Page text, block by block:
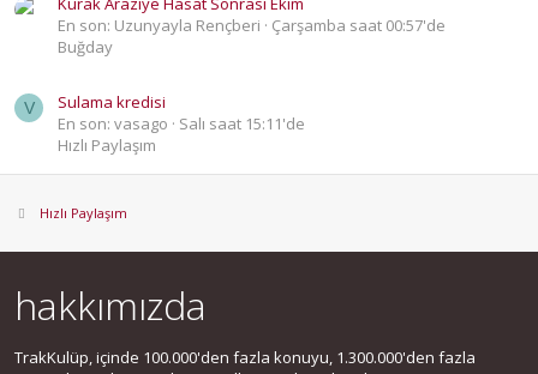
En son: Uzunyayla Rençberi
Çarşamba saat 00:57'de
Buğday
V
Sulama kredisi
En son: vasago
Salı saat 15:11'de
Hızlı Paylaşım
Hızlı Paylaşım
hakkımızda
TrakKulüp, içinde 100.000'den fazla konuyu, 1.300.000'den fazla